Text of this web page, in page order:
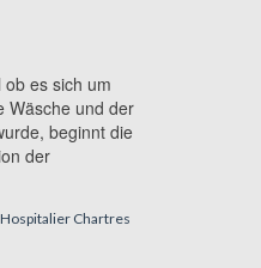
es sich um
Wäsche und der
beginnt die
der
Chartres